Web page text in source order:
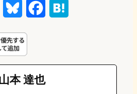
u
e
s
e
b
e
本 達也